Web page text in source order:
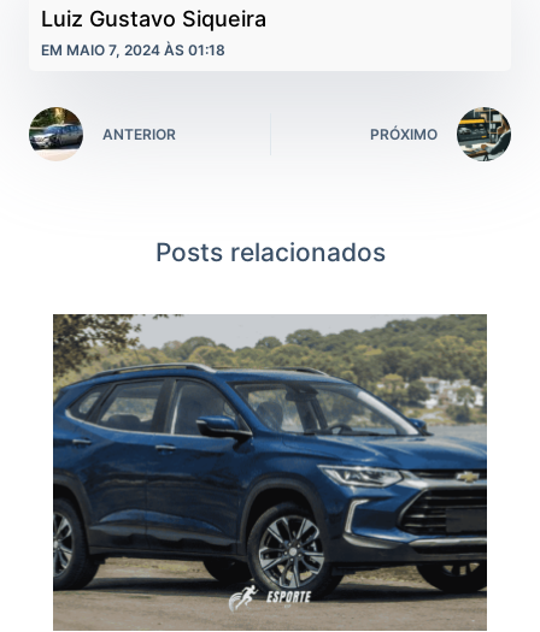
Luiz Gustavo Siqueira
EM MAIO 7, 2024 ÀS 01:18
ANTERIOR PRÓXIMO
Posts relacionados